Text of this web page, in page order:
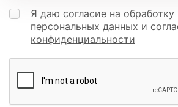
Я даю согласие на
персональных данных и
конфиденциальности